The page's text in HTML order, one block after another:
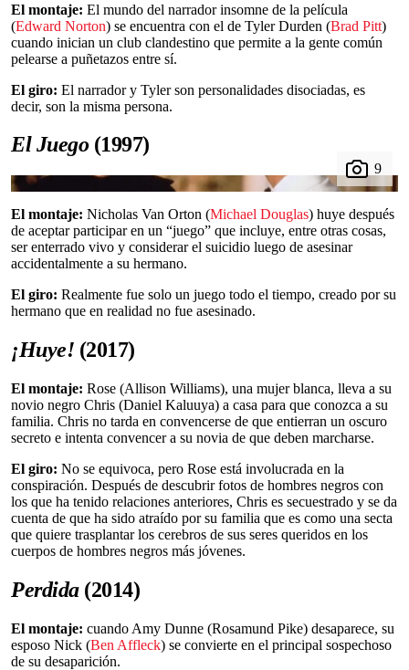
El montaje: El mundo del narrador insomne de la película
(Edward Norton) se encuentra con el de Tyler Durden (Brad Pitt)
cuando inician un club clandestino que permite a la gente común
pelearse a puñetazos entre sí.
El giro: El narrador y Tyler son personalidades disociadas, es
decir, son la misma persona.
El Juego(1997)
El montaje: Nicholas Van Orton (Michael Douglas) huye después
de aceptar participar en un “juego” que incluye, entre otras cosas,
ser enterrado vivo y considerar el suicidio luego de asesinar
accidentalmente a su hermano.
El giro: Realmente fue solo un juego todo el tiempo, creado por su
hermano que en realidad no fue asesinado.
¡Huye! (2017)
El montaje: Rose (Allison Williams), una mujer blanca, lleva a su
novio negro Chris (Daniel Kaluuya) a casa para que conozca a su
familia. Chris no tarda en convencerse de que entierran un oscuro
secreto e intenta convencer a su novia de que deben marcharse.
El giro: No se equivoca, pero Rose está involucrada en la
conspiración. Después de descubrir fotos de hombres negros con
los que ha tenido relaciones anteriores, Chris es secuestrado y se da
cuenta de que ha sido atraído por su familia que es como una secta
que quiere trasplantar los cerebros de sus seres queridos en los
cuerpos de hombres negros más jóvenes.
Perdida (2014)
El montaje: cuando Amy Dunne (Rosamund Pike) desaparece, su
esposo Nick (Ben Affleck) se convierte en el principal sospechoso
de su desaparición.